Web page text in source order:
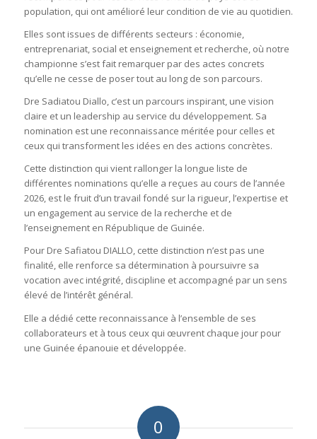
population, qui ont amélioré leur condition de vie au quotidien.
Elles sont issues de différents secteurs : économie,
entreprenariat, social et enseignement et recherche, où notre
championne s’est fait remarquer par des actes concrets
qu’elle ne cesse de poser tout au long de son parcours.
Dre Sadiatou Diallo, c’est un parcours inspirant, une vision
claire et un leadership au service du développement. Sa
nomination est une reconnaissance méritée pour celles et
ceux qui transforment les idées en des actions concrètes.
Cette distinction qui vient rallonger la longue liste de
différentes nominations qu’elle a reçues au cours de l’année
2026, est le fruit d’un travail fondé sur la rigueur, l’expertise et
un engagement au service de la recherche et de
l’enseignement en République de Guinée.
Pour Dre Safiatou DIALLO, cette distinction n’est pas une
finalité, elle renforce sa détermination à poursuivre sa
vocation avec intégrité, discipline et accompagné par un sens
élevé de l’intérêt général.
Elle a dédié cette reconnaissance à l’ensemble de ses
collaborateurs et à tous ceux qui œuvrent chaque jour pour
une Guinée épanouie et développée.
0